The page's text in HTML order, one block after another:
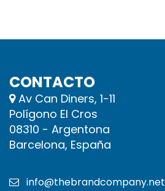
CONTACTO
Av Can Diners, 1-11
Polígono El Cros
08310 - Argentona
Barcelona, España
info@thebrandcompany.net